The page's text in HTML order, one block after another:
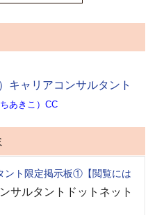
あきこ）CC
ント限定掲示板①【閲覧には
サルタントドットネット